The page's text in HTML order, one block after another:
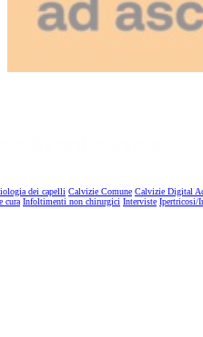
dei capelli Calvizie Comune Calvizie Digital
cura Infoltimenti non chirurgici Interviste Ipertricosi/